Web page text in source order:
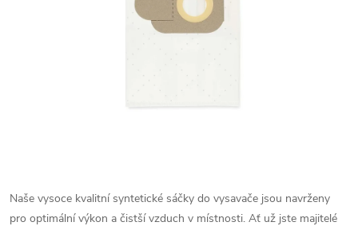
Naše vysoce kvalitní syntetické sáčky do vysavače jsou navrženy
pro optimální výkon a čistší vzduch v místnosti. Ať už jste majitelé